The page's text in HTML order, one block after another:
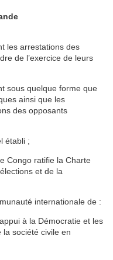
les arrestations des
de l’exercice de leurs
sous quelque forme que
ainsi que les
des opposants
établi ;
Congo ratifie la Charte
et de la
internationale de :
à la Démocratie et les
la société civile en